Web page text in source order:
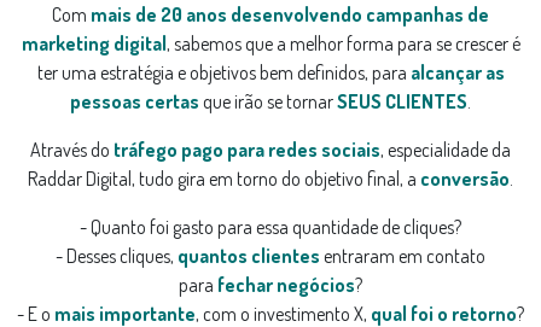
Com mais de 20 anos desenvolvendo campanhas de
marketing digital, sabemos que a melhor forma para se crescer é
ter uma estratégia e objetivos bem definidos, para alcançar as
pessoas certas que irão se tornarSEUS CLIENTES
Através do tráfego pago para redes sociais, especialidade da
Raddar Digital, tudo gira em torno do objetivo final, a conversão
- Quanto foi gasto para essa quantidade de cliques?
- Desses cliques, quantos clientes entraram em contato
para fechar negócios?
- E o mais importante, com o investimento X, qual foi o retorno?